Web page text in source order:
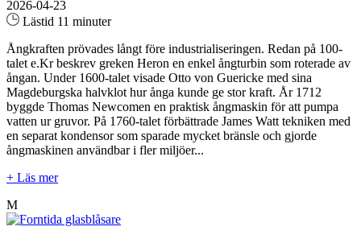
2026-04-23
Lästid 11 minuter
Ångkraften prövades långt före industrialiseringen. Redan på 100-
talet e.Kr beskrev greken Heron en enkel ångturbin som roterade av
ångan. Under 1600-talet visade Otto von Guericke med sina
Magdeburgska halvklot hur ånga kunde ge stor kraft. År 1712
byggde Thomas Newcomen en praktisk ångmaskin för att pumpa
vatten ur gruvor. På 1760-talet förbättrade James Watt tekniken med
en separat kondensor som sparade mycket bränsle och gjorde
ångmaskinen användbar i fler miljöer...
+ Läs mer
M